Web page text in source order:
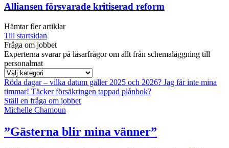
Alliansen försvarade kritiserad reform
Hämtar fler artiklar
Till startsidan
Fråga om jobbet
Experterna svarar på läsarfrågor om allt från schemaläggning till
personalmat
Röda dagar – vilka datum gäller 2025 och 2026? Jag får inte mina
timmar! Täcker försäkringen tappad plånbok?
Ställ en fråga om jobbet
Michelle Chamoun
”Gästerna blir mina vänner”